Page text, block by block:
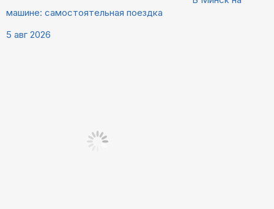
машине: самостоятельная поездка
5 авг 2026